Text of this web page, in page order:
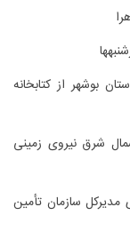
استان بوشهر از کتابخانه
شمال شرق نیروی زمینی
مدیرکل سازمان تأمین